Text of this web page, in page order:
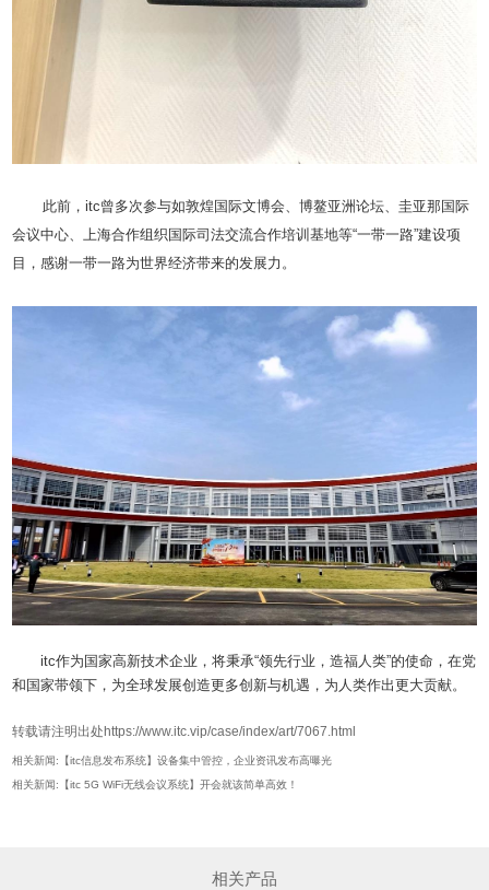
此前，itc曾多次参与如敦煌国际文博会、博鳌亚洲论坛、圭亚那国际
会议中心、上海合作组织国际司法交流合作培训基地等“一带一路”建设项
目，感谢一带一路为世界经济带来的发展力。
itc作为国家高新技术企业，将秉承“领先行业，造福人类”的使命，在党
和国家带领下，为全球发展创造更多创新与机遇，为人类作出更大贡献。
转载请注明出处https://www.itc.vip/case/index/art/7067.html
相关新闻:【itc信息发布系统】设备集中管控，企业资讯发布高曝光
相关新闻:【itc 5G WiFi无线会议系统】开会就该简单高效！
相关产品